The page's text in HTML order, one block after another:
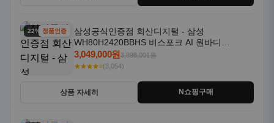
22% 할인정품인증
삼성공식인증점 회산디지털 - 삼성
WH80H2420BBHS 비스포크 AI 원바디
24kg+20kg 세제자동투입 1등급
3,049,000원3,898,001원
★★★★⭐(3,054)
상품 자세히 N쇼핑구매